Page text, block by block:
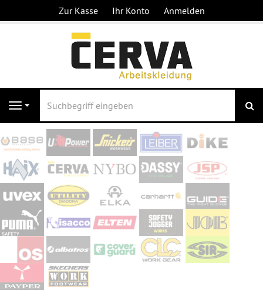
Zur Kasse Ihr Konto Anmelden
Navigation